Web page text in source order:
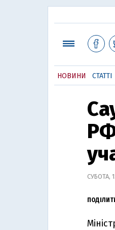
НОВИНИ СТАТТІ
РФ
СУБОТА,